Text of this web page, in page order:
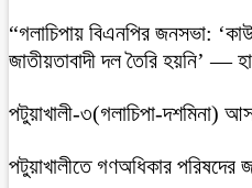
“গলাচিপায় বিএনপির জনসভা:
জাতীয়তাবাদী দল তৈরি হয়নি’ —
পটুয়াখালী-৩(গলাচিপা-দশমিনা)
পটুয়াখালীতে গণঅধিকার পরিষদের